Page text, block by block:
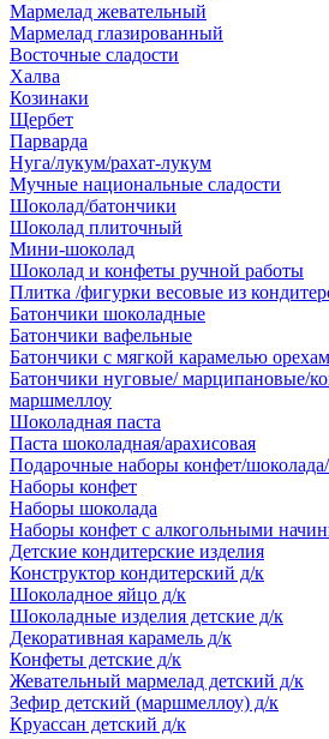
Мармелад жевательный
Мармелад глазированный
Восточные сладости
Халва
Козинаки
Щербет
Парварда
Нуга/лукум/рахат-лукум
Мучные национальные сладости
Шоколад/батончики
Шоколад плиточный
Мини-шоколад
Шоколад и конфеты ручной работы
Плитка /фигурки весовые из
Батончики шоколадные
Батончики вафельные
Батончики с мягкой карамелью
Батончики нуговые/ марципановые/
маршмеллоу
Шоколадная паста
Паста шоколадная/арахисовая
Подарочные наборы конфет/
Наборы конфет
Наборы шоколада
Наборы конфет с алкогольными
Детские кондитерские изделия
Конструктор кондитерский д/к
Шоколадное яйцо д/к
Шоколадные изделия детские д/к
Декоративная карамель д/к
Конфеты детские д/к
Жевательный мармелад детский д/к
Зефир детский (маршмеллоу) д/к
Круассан детский д/к